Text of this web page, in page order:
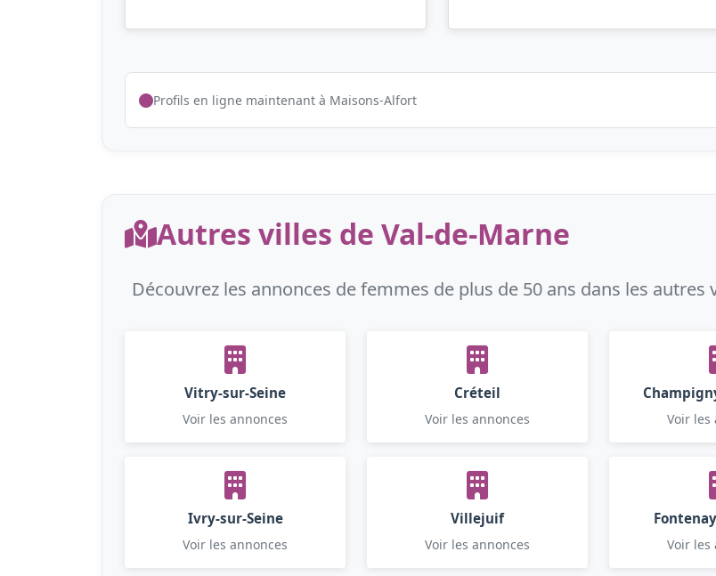
Profils en ligne maintenant à Maisons-Alfort
Autres villes de Val-de-Marne
Découvrez les annonces de femmes de plus de 50 ans dans les
Vitry-sur-Seine
Voir les annonces
Créteil
Voir les annonces Voir les
Ivry-sur-Seine
Voir les annonces
Villejuif
Voir les annonces Voir les